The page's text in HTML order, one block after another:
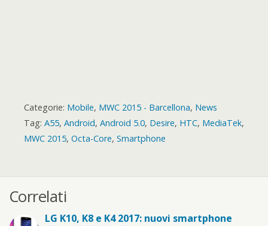
Categorie: Mobile, MWC 2015 - Barcellona, News
Tag: A55, Android, Android 5.0, Desire, HTC, MediaTek,
MWC 2015, Octa-Core, Smartphone
Correlati
LG K10, K8 e K4 2017: nuovi smartphone